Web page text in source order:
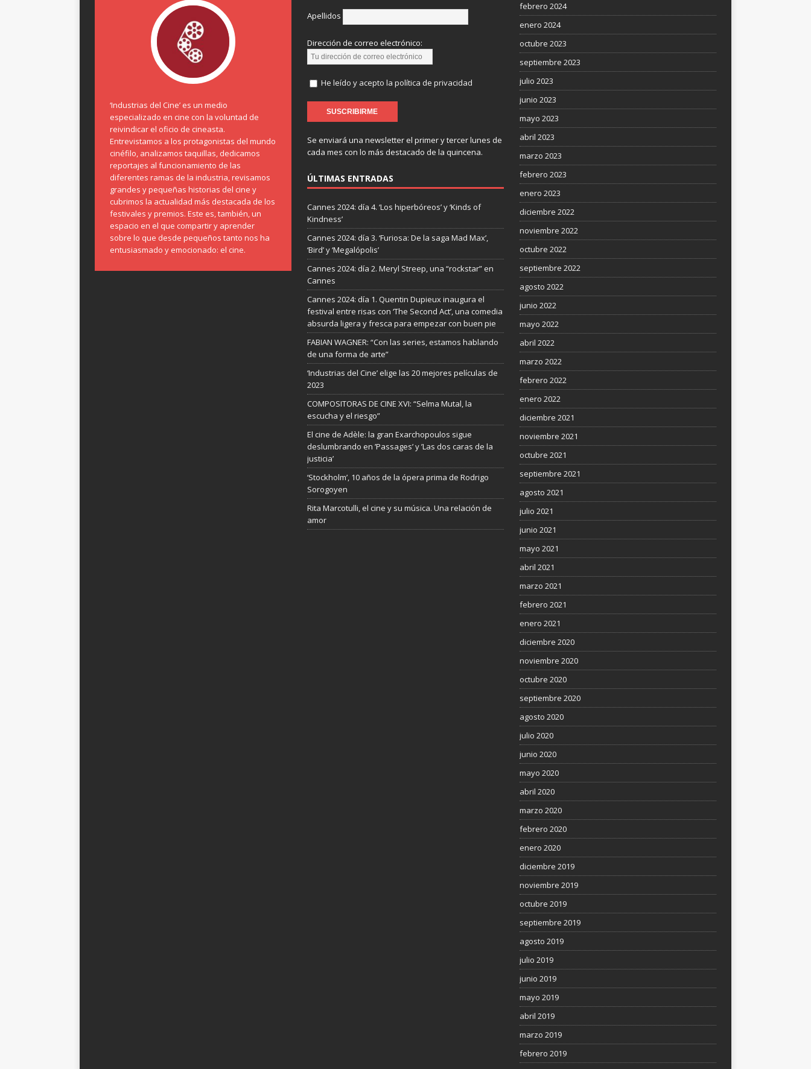
‘Industrias del Cine’ es un medio
especializado en cine con la voluntad de
reivindicar el oficio de cineasta.
Entrevistamos a los protagonistas del mundo
cinéfilo, analizamos taquillas, dedicamos
reportajes al funcionamiento de las
diferentes ramas de la industria, revisamos
grandes y pequeñas historias del cine y
cubrimos la actualidad más destacada de los
festivales y premios. Este es, también, un
espacio en el que compartir y aprender
sobre lo que desde pequeños tanto nos ha
entusiasmado y emocionado: el cine.
Apellidos
Dirección de correo electrónico:
He leído y acepto la política de privacidad
Se enviará una newsletter el primer y tercer lunes de
cada mes con lo más destacado de la quincena.
ÚLTIMAS ENTRADAS
Cannes 2024: día 4. ‘Los hiperbóreos’ y ‘Kinds of
Kindness’
Cannes 2024: día 3. ‘Furiosa: De la saga Mad Max’,
‘Bird’ y ‘Megalópolis’
Cannes 2024: día 2. Meryl Streep, una “rockstar” en
Cannes
Cannes 2024: día 1. Quentin Dupieux inaugura el
festival entre risas con ‘The Second Act’, una comedia
absurda ligera y fresca para empezar con buen pie
FABIAN WAGNER: “Con las series, estamos hablando
de una forma de arte”
‘Industrias del Cine’ elige las 20 mejores películas de
2023
COMPOSITORAS DE CINE XVI: “Selma Mutal, la
escucha y el riesgo”
El cine de Adèle: la gran Exarchopoulos sigue
deslumbrando en ’Passages’ y ’Las dos caras de la
justicia’
‘Stockholm’, 10 años de la ópera prima de Rodrigo
Sorogoyen
Rita Marcotulli, el cine y su música. Una relación de
amor
febrero 2024
enero 2024
octubre 2023
septiembre 2023
julio 2023
junio 2023
mayo 2023
abril 2023
marzo 2023
febrero 2023
enero 2023
diciembre 2022
noviembre 2022
octubre 2022
septiembre 2022
agosto 2022
junio 2022
mayo 2022
abril 2022
marzo 2022
febrero 2022
enero 2022
diciembre 2021
noviembre 2021
octubre 2021
septiembre 2021
agosto 2021
julio 2021
junio 2021
mayo 2021
abril 2021
marzo 2021
febrero 2021
enero 2021
diciembre 2020
noviembre 2020
octubre 2020
septiembre 2020
agosto 2020
julio 2020
junio 2020
mayo 2020
abril 2020
marzo 2020
febrero 2020
enero 2020
diciembre 2019
noviembre 2019
octubre 2019
septiembre 2019
agosto 2019
julio 2019
junio 2019
mayo 2019
abril 2019
marzo 2019
febrero 2019